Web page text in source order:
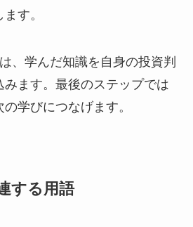
す。
、学んだ知識を自身の投資判
みます。最後のステップでは
学びにつなげます。
する用語